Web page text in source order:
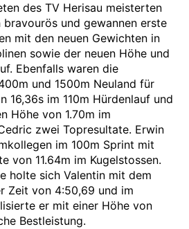
des TV Herisau meisterten
und gewannen erste
mit den neuen Gewichten in
sowie der neuen Höhe und
Ebenfalls waren die
und 1500m Neuland für
16,36s im 110m Hürdenlauf und
Höhe von 1.70m im
zwei Topresultate. Erwin
im 100m Sprint mit
von 11.64m im Kugelstossen.
holte sich Valentin mit dem
Zeit von 4:50,69 und im
er mit einer Höhe von
Bestleistung.